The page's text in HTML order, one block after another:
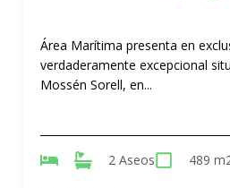
Área Marítima presenta en
verdaderamente excepcional
Mossén Sorell, en...
2 Aseos 489